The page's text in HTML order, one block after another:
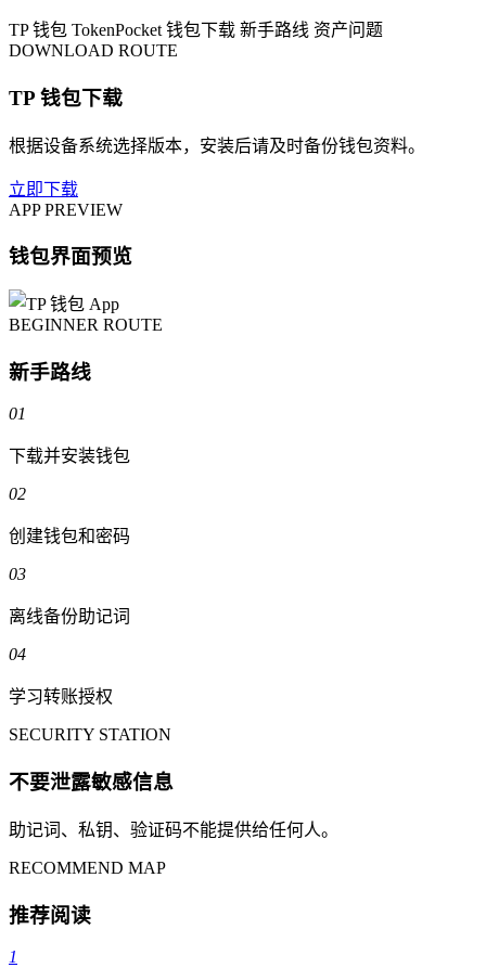
TP 钱包 TokenPocket 钱包下载 新手路线 资产问题
DOWNLOAD ROUTE
TP 钱包下载
根据设备系统选择版本，安装后请及时备份钱包资料。
立即下载
APP PREVIEW
钱包界面预览
BEGINNER ROUTE
新手路线
01
下载并安装钱包
02
创建钱包和密码
03
离线备份助记词
04
学习转账授权
SECURITY STATION
不要泄露敏感信息
助记词、私钥、验证码不能提供给任何人。
RECOMMEND MAP
推荐阅读
1